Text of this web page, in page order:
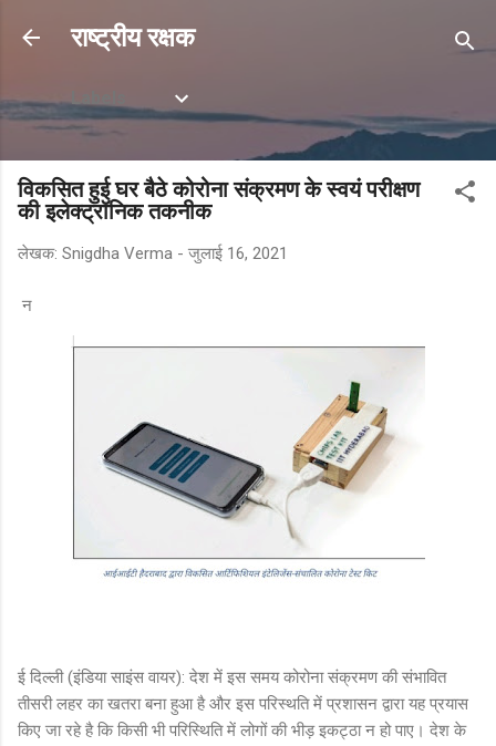
सीधे मुख्य सामग्री पर जाएं
राष्ट्रीय रक्षक
Labels
विकसित हुई घर बैठे कोरोना संक्रमण के स्वयं परीक्षण
की इलेक्ट्रॉनिक तकनीक
लेखक: Snigdha Verma - जुलाई 16, 2021
न
ई दिल्ली (इंडिया साइंस वायर): देश में इस समय कोरोना संक्रमण की संभावित
तीसरी लहर का खतरा बना हुआ है और इस परिस्थति में प्रशासन द्वारा यह प्रयास
किए जा रहे है कि किसी भी परिस्थिति में लोगों की भीड़ इकट्ठा न हो पाए। देश के